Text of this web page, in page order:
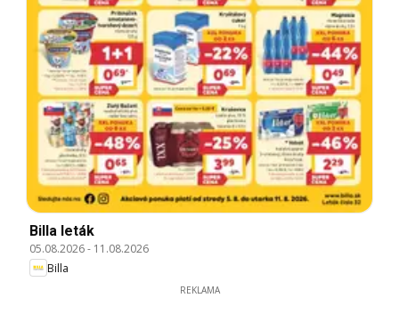
Billa leták
05.08.2026- 11.08.2026
Billa
REKLAMA